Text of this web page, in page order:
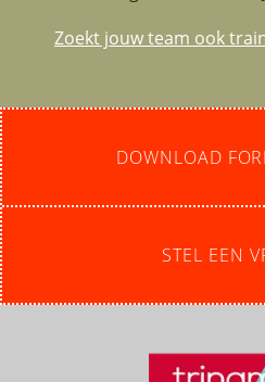
Zoekt jouw team ook
DOWNLOAD
STEL EEN